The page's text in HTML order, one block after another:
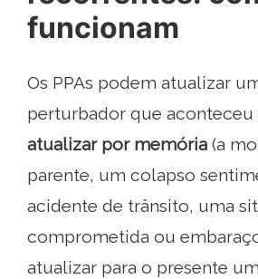
funcionam
Os PPAs podem atualizar
perturbador que aconteceu
atualizar por memória (a
parente, um colapso
acidente de trânsito, uma
comprometida ou
atualizar para o presente